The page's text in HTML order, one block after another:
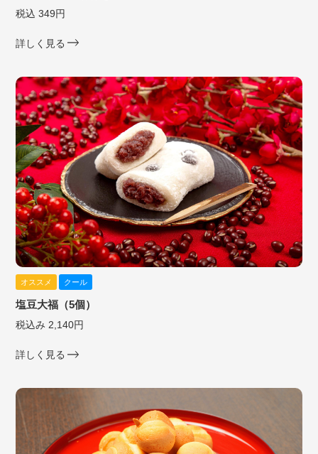
税込 349円
詳しく見る
オススメ クール
塩豆大福（5個）
税込み 2,140円
詳しく見る